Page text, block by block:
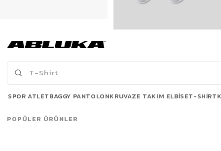
Erkek Çizgili Desenli Uzun Kolej Tenis Çorap Kırmızı Mavi
Son Bakılanlar
SPOR ATLETBAGGY PANTOLONKRUVAZE TAKIM ELBISET-SHIRT
POPÜLER ÜRÜNLER